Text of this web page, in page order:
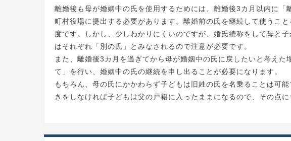
離婚後も母が婚姻中の氏を使用するためには、離婚後3カ月以内に
町村役場に提出する必要があります。離婚前の氏を継続して使うこ
度です。しかし、少しわかりにくいのですが、婚氏続称をして母と
はそれぞれ「別の氏」とみなされるので注意が必要です。
また、離婚後3カ月を過ぎてから母が婚姻中の氏に戻したいと考え
て」を行い、婚姻中の氏の継続を申し出ることが必要になります。
もちろん、母の氏にかかわらず子どもは旧姓の氏を名乗ることは可
きをしなければ子どもは父の戸籍に入ったままになるので、その点